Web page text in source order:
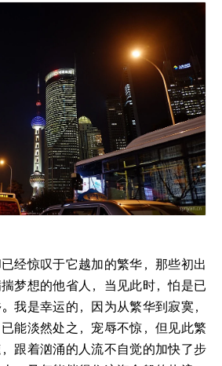
经惊叹于它越加的繁华，那些初出
梦想的他省人，当见此时，怕是已
我是幸运的，因为从繁华到寂寞，
能淡然处之，宠辱不惊，但见此繁
跟着汹涌的人流不自觉的加快了步